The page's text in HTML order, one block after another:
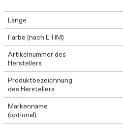
Länge
Farbe (nach ETIM)
Artikelnummer des
Herstellers
Produktbezeichnung
des Herstellers
Markenname
(optional)